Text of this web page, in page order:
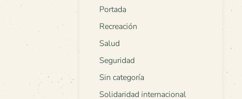
Portada
Recreación
Salud
Seguridad
Sin categoría
Solidaridad internacional